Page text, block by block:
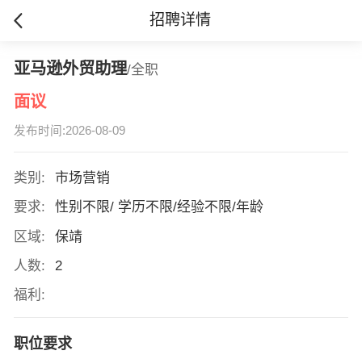
招聘详情
亚马逊外贸助理/全职
面议
发布时间:2026-08-09
类别:
市场营销
要求:
性别不限/ 学历不限/经验不限/年龄
区域:
保靖
人数:
2
福利:
职位要求